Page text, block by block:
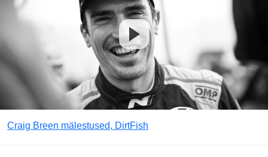
Craig Breen mälestused, DirtFish